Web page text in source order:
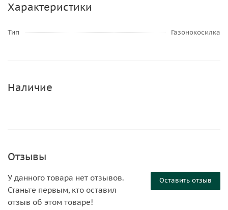
Характеристики
Тип Газонокосилка
Наличие
Отзывы
Оставить отзыв
У данного товара нет отзывов.
Станьте первым, кто оставил
отзыв об этом товаре!